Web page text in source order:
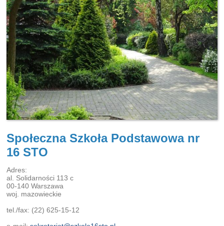
Społeczna Szkoła Podstawowa nr
16 STO
Adres:
al. Solidarności 113 c
00-140 Warszawa
woj. mazowieckie
tel./fax: (22) 625-15-12